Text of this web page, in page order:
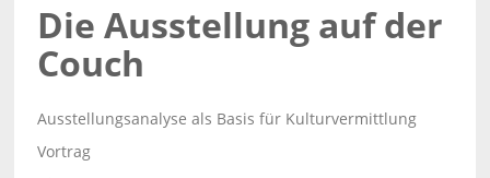
Die Ausstellung auf der
Couch
Ausstellungsanalyse als Basis für Kulturvermittlung
Vortrag